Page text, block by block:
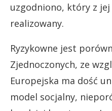
uzgodniono, który z jej
realizowany.
Ryzykowne jest
Zjednoczonych, ze
Europejska ma dość
model socjalny,